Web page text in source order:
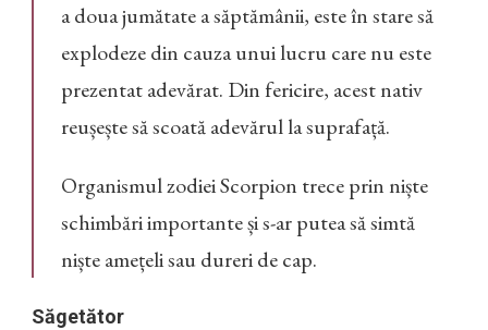
a doua jumătate a săptămânii, este în stare să
explodeze din cauza unui lucru care nu este
prezentat adevărat. Din fericire, acest nativ
reușește să scoată adevărul la suprafață.
Organismul zodiei Scorpion trece prin niște
schimbări importante și s-ar putea să simtă
niște amețeli sau dureri de cap.
Săgetător